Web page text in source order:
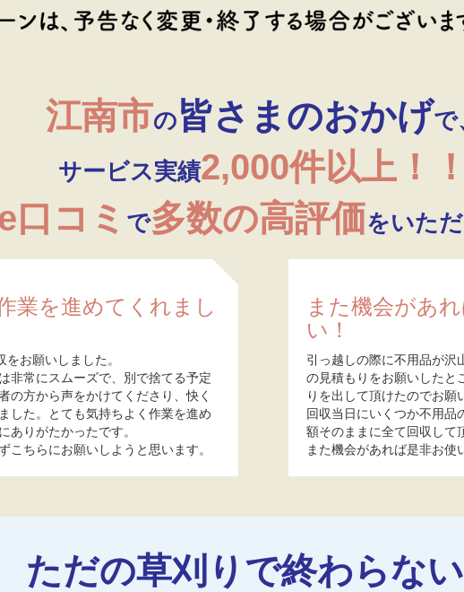
江南市の皆さまのおかげで
サービス実績2,000件以上！
口コミ で多数の高評価をいた
業を進めてくれまし
お願いしました。
非常にスムーズで、別で捨てる予定
の方から声をかけてくださり、快く
した。とても気持ちよく作業を進め
ありがたかったです。
こちらにお願いしようと思います。
また機会があ
い！
引っ越しの際に不用品が沢
の見積もりをお願いしたと
りを出して頂けたのでお願
回収当日にいくつか不用品
額そのままに全て回収して
また機会があれば是非お使
ただの草刈りで終わらな